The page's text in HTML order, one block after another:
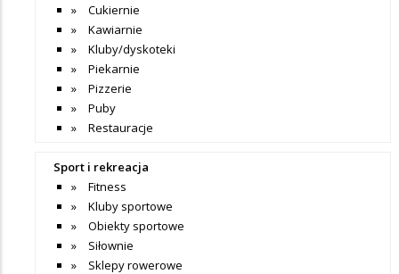
Cukiernie
Kawiarnie
Kluby/dyskoteki
Piekarnie
Pizzerie
Puby
Restauracje
Sport i rekreacja
Fitness
Kluby sportowe
Obiekty sportowe
Siłownie
Sklepy rowerowe